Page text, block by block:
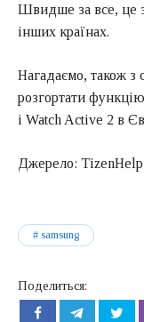
Швидше за все, це
інших країнах.
Нагадаємо, також з
розгортати
і Watch Active 2 в
Джерело: TizenHelp
samsung
Поделиться: